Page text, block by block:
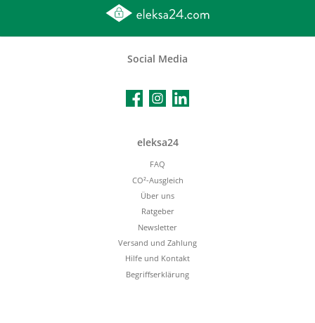
Social Media
FacebookInstagramLinkedIn
eleksa24
FAQ
CO²-Ausgleich
Über uns
Ratgeber
Newsletter
Versand und Zahlung
Hilfe und Kontakt
Begriffserklärung